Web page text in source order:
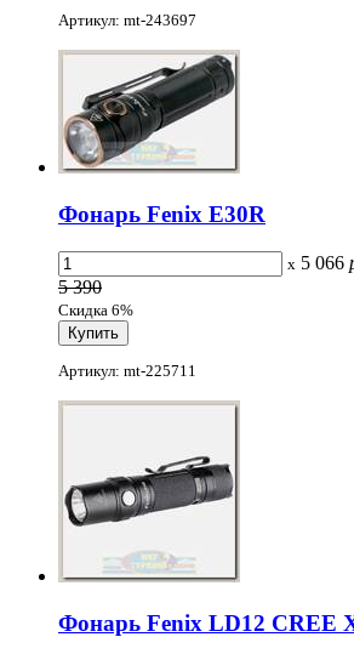
Артикул: mt-243697
Фонарь Fenix E30R
x 5 066
5 390
Скидка 6%
Артикул: mt-225711
Фонарь Fenix LD12 CREE